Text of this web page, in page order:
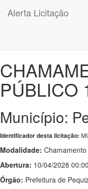
Alerta Licitação
PÚBLICO
Município:
Identificador desta licitação:
Modalidade:
Abertura: 10/04/2028 00:00
Órgão: Prefeitura de